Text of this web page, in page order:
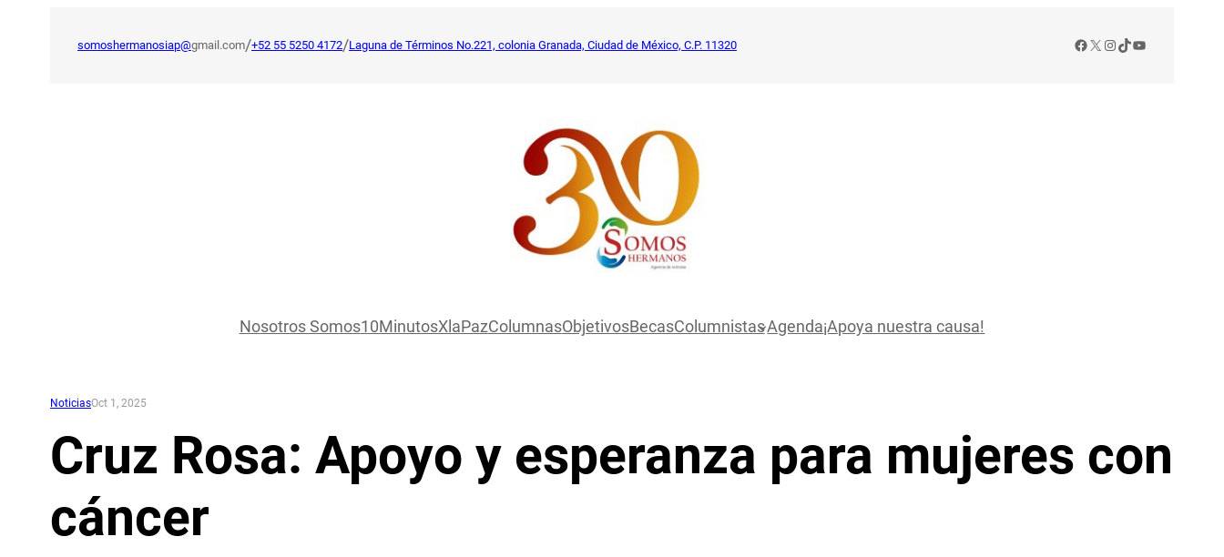
somoshermanosiap@gmail.com/+52 55 5250 4172/Laguna de Términos No.221, colonia Granada, Ciudad de México, C.P. 11320 Facebook
X Instagram
TikTok
YouTube
Nosotros Somos10MinutosXlaPazColumnasObjetivosBecasColumnistasAgenda¡Apoya nuestra causa!
NoticiasOct 1, 2025
Cruz Rosa: Apoyo y esperanza para mujeres con
cáncer